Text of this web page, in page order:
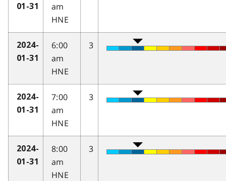
01-31
am
HNE
2024-
01-31
6:00
am
HNE
3
2024-
01-31
7:00
am
HNE
3
2024-
01-31
8:00
am
HNE
3